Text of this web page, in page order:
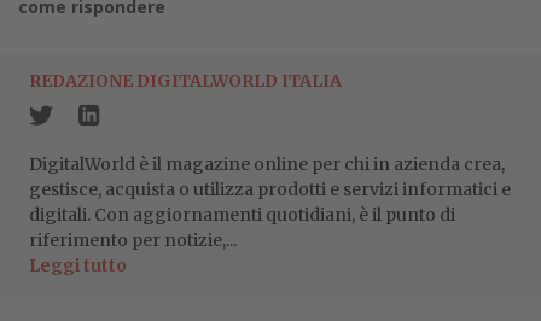
come rispondere
REDAZIONE DIGITALWORLD ITALIA
DigitalWorld è il magazine online per chi in azienda crea,
gestisce, acquista o utilizza prodotti e servizi informatici e
digitali. Con aggiornamenti quotidiani, è il punto di
riferimento per notizie,...
Leggi tutto